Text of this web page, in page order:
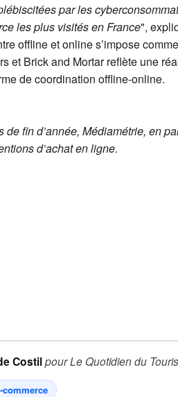
par les
les plus visités en France",
offline et online s’impose
et Brick and Mortar reflète une
de coordination offline-online.
de fin d’année, Médiamétrie, en
d’achat en ligne.
CostilpourLe Quotidien du
commerce